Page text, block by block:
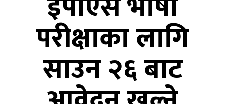
परीक्षाका लागि
साउन २६ बाट